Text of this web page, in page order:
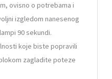
ovisno o potrebama i
izgledom nanesenog
90 sekundi.
koje biste popravili
zagladite poteze